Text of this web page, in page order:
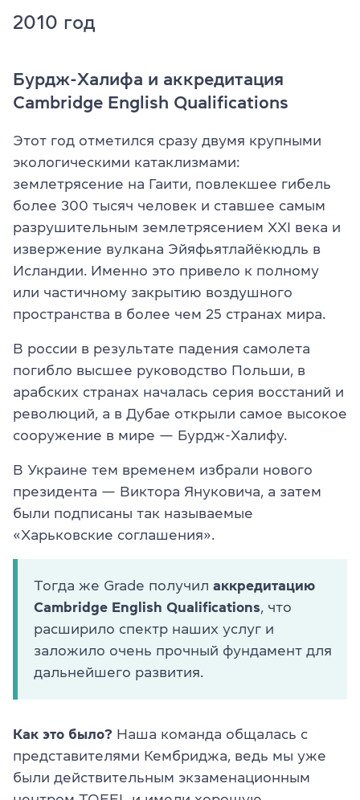
2010 год
Бурдж-Халифа и аккредитация
Cambridge English Qualifications
Этот год отметился сразу двумя крупными
экологическими катаклизмами:
землетрясение на Гаити, повлекшее гибель
более 300 тысяч человек и ставшее самым
разрушительным землетрясением XXI века и
извержение вулкана Эйяфьятлайёкюдль в
Исландии. Именно это привело к полному
или частичному закрытию воздушного
пространства в более чем 25 странах мира.
В россии в результате падения самолета
погибло высшее руководство Польши, в
арабских странах началась серия восстаний и
революций, а в Дубае открыли самое высокое
сооружение в мире — Бурдж-Халифу.
В Украине тем временем избрали нового
президента — Виктора Януковича, а затем
были подписаны так называемые
«Харьковские соглашения».
Тогда же Grade получил аккредитацию
Cambridge English Qualifications , что
расширило спектр наших услуг и
заложило очень прочный фундамент для
дальнейшего развития.
Как это было? Наша команда общалась с
представителями Кембриджа, ведь мы уже
были действительным экзаменационным